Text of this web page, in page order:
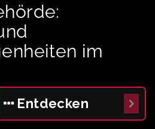
im
Entdecken